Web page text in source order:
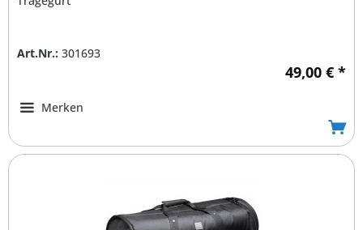
Art.Nr.: 301693
49,00 € *
Merken